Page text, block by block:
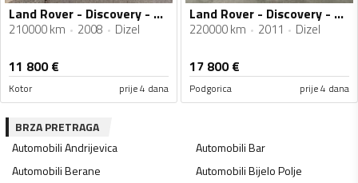
Land Rover - Discovery - 2.7 TDV6
210000 km 2008 Dizel
11 800€
Kotor prije 4 dana
Land Rover - Discovery - 3.0
220000 km 2011 Dizel
17 800€
Podgorica prije 4 dana
BRZA PRETRAGA
AutomobiliAndrijevica AutomobiliBar
AutomobiliBerane AutomobiliBijelo Polje